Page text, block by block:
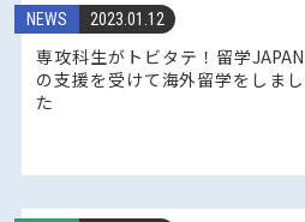
2023.01.12
NEWS
専攻科生がトビタテ！留学JAPAN
の支援を受けて海外留学をしまし
た